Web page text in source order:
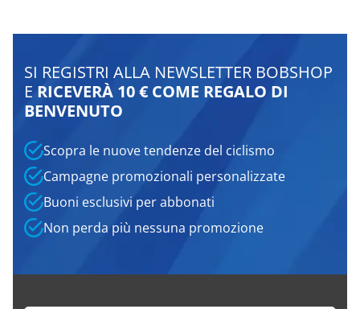
SI REGISTRI ALLA NEWSLETTER BOBSHOP
E RICEVERÀ 10 € COME REGALO DI
BENVENUTO
Scopra le nuove tendenze del ciclismo
Campagne promozionali personalizzate
Buoni esclusivi per abbonati
Non perda più nessuna promozione